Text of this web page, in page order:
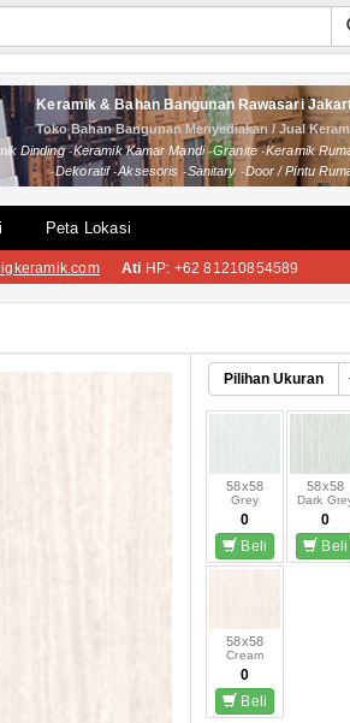
Keramik & Bahan Bangunan Rawasari
Toko Bahan Bangunan Menyediakan / Jual
Dinding Keramik Kamar Mandi Granite
Keramik
Dekoratif
Aksesoris Sanitary Door / Pintu
Peta Lokasi
Ati HP: +62 81210854589
Pilihan Ukuran
58x58
Grey
0
Beli
58x58
Dark
0
Beli
58x58
Cream
0
Beli